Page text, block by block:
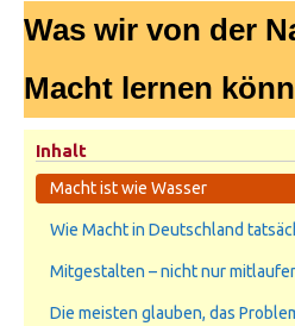
Was wir von der
Macht lernen
Inhalt
Macht ist wie Wasser
Wie Macht in Deutschland
Mitgestalten – nicht nur
Die meisten glauben, das